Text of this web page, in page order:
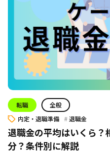
転職
全般
内定・退職準備
退職金
退職金の平均はいくら？
分？条件別に解説